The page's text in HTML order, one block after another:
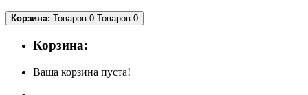
Корзина: Товаров 0 Товаров 0
Корзина:
Ваша корзина пуста!